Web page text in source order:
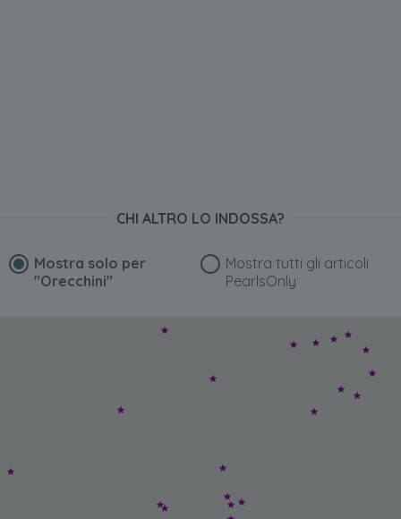
CHI ALTRO LO INDOSSA?
Mostra solo per
"Orecchini"
Mostra tutti gli articoli
PearlsOnly